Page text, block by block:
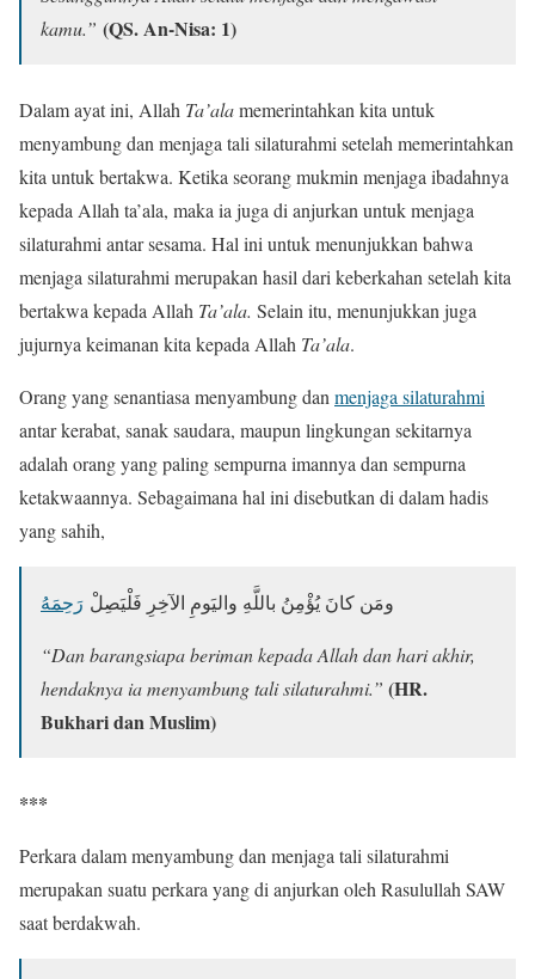
kamu.” (QS. An-Nisa: 1)
Dalam ayat ini, Allah Ta’alamemerintahkan kita untuk
menyambung dan menjaga tali silaturahmi setelah memerintahkan
kita untuk bertakwa. Ketika seorang mukmin menjaga ibadahnya
kepada Allah ta’ala, maka ia juga di anjurkan untuk menjaga
silaturahmi antar sesama. Hal ini untuk menunjukkan bahwa
menjaga silaturahmi merupakan hasil dari keberkahan setelah kita
bertakwa kepada Allah Ta’ala. Selain itu, menunjukkan juga
jujurnya keimanan kita kepada Allah Ta’ala.
Orang yang senantiasa menyambung dan menjaga silaturahmi
antar kerabat, sanak saudara, maupun lingkungan sekitarnya
adalah orang yang paling sempurna imannya dan sempurna
ketakwaannya. Sebagaimana hal ini disebutkan di dalam hadis
yang sahih,
ومَن كانَ يُؤْمِنُ باللَّهِ واليَومِ الآخِرِ فَلْيَصِلْ رَحِمَهُ
“Dan barangsiapa beriman kepada Allah dan hari akhir,
hendaknya ia menyambung tali silaturahmi.” (HR.
Bukhari dan Muslim)
***
Perkara dalam menyambung dan menjaga tali silaturahmi
merupakan suatu perkara yang di anjurkan oleh Rasulullah SAW
saat berdakwah.